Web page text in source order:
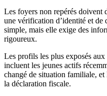
Les foyers non repérés doivent
une vérification d’identité et de
simple, mais elle exige des
rigoureux.
Les profils les plus exposés
incluent les jeunes actifs
changé de situation familiale, et
la déclaration fiscale.